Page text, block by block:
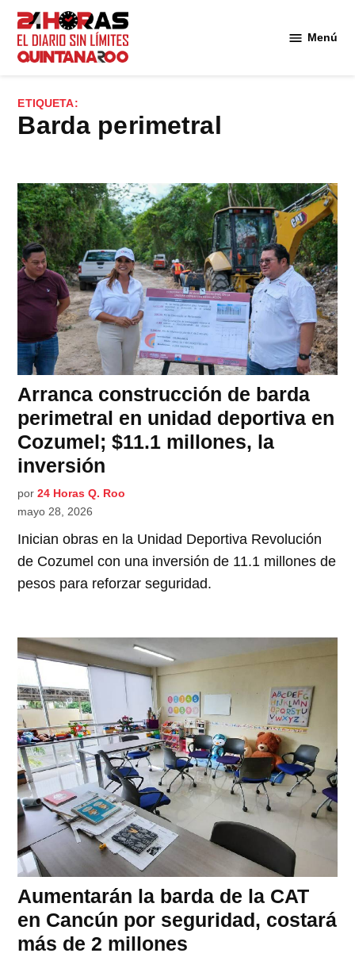
Saltar
contenido
Menú
ETIQUETA:
barda perimetral
Arranca construcción de barda
perimetral en unidad deportiva en
Cozumel; $11.1 millones, la
inversión
por 24 Horas Q. Roo
mayo 28, 2026
Inician obras en la Unidad Deportiva Revolución
de Cozumel con una inversión de 11.1 millones de
pesos para reforzar seguridad.
Aumentarán la barda de la CAT
en Cancún por seguridad, costará
más de 2 millones